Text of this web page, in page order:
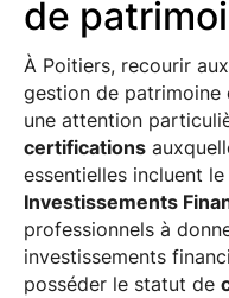
de
À Poitiers, recourir
gestion de patrimoine
une attention
certifications
essentielles incluent
Investissements
professionnels à
investissements
posséder le statut de